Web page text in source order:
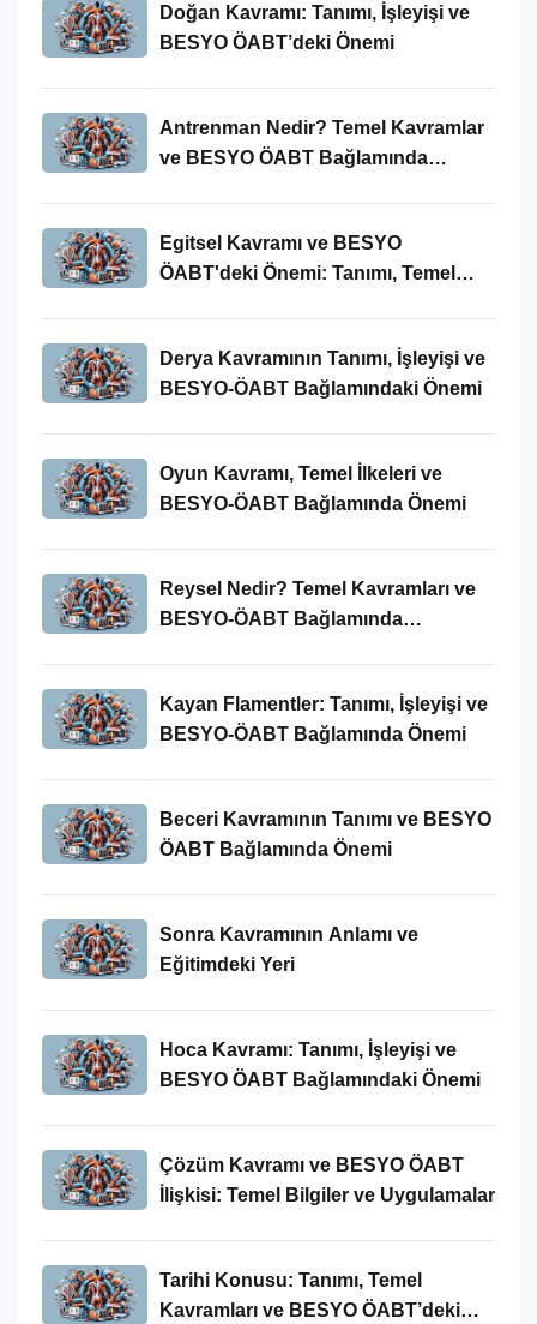
Doğan Kavramı: Tanımı, İşleyişi ve
BESYO ÖABT’deki Önemi
Antrenman Nedir? Temel Kavramlar
ve BESYO ÖABT Bağlamında
Egitsel Kavramı ve BESYO
ÖABT'deki Önemi: Tanımı, Temel
Derya Kavramının Tanımı, İşleyişi ve
BESYO-ÖABT Bağlamındaki Önemi
Oyun Kavramı, Temel İlkeleri ve
BESYO-ÖABT Bağlamında Önemi
Reysel Nedir? Temel Kavramları ve
BESYO-ÖABT Bağlamında
Kayan Flamentler: Tanımı, İşleyişi ve
BESYO-ÖABT Bağlamında Önemi
Beceri Kavramının Tanımı ve BESYO
ÖABT Bağlamında Önemi
Sonra Kavramının Anlamı ve
Eğitimdeki Yeri
Hoca Kavramı: Tanımı, İşleyişi ve
BESYO ÖABT Bağlamındaki Önemi
Çözüm Kavramı ve BESYO ÖABT
İlişkisi: Temel Bilgiler ve Uygulamalar
Tarihi Konusu: Tanımı, Temel
Kavramları ve BESYO ÖABT’deki